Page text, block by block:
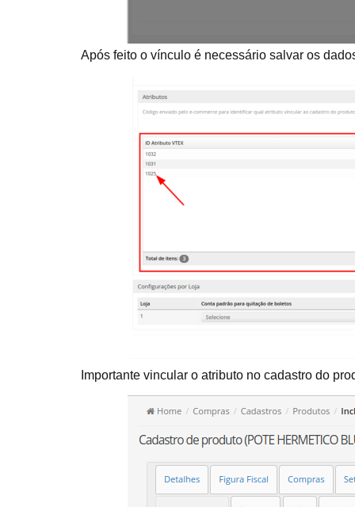
Após feito o vínculo é necessário salvar os
Importante vincular o atributo no cadastro do